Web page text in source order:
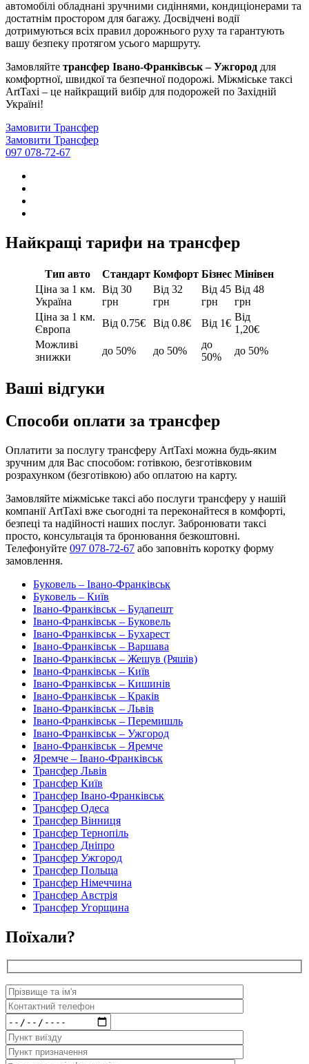
автомобілі обладнані зручними сидіннями, кондиціонерами та
достатнім простором для багажу. Досвідчені водії
дотримуються всіх правил дорожнього руху та гарантують
вашу безпеку протягом усього маршруту.
Замовляйте трансфер Івано-Франківськ – Ужгород для
комфортної, швидкої та безпечної подорожі. Міжміське таксі
ArtTaxi – це найкращий вибір для подорожей по Західній
Україні!
Замовити Трансфер
Замовити Трансфер
097 078-72-67
Найкращі тарифи на трансфер
Тип авто Стандарт Комфорт Бізнес Мінівен
Ціна за 1 км.
Україна
Від 30
грн
Від 32
грн
Від 45
грн
Від 48
грн
Ціна за 1 км.
Європа
Від 0.75€ Від 0.8€ Від 1€
Від
1,20€
Можливі
знижки
до 50% до 50%
до
50%
до 50%
Ваші відгуки
Способи оплати за трансфер
Оплатити за послугу трансферу ArtTaxi можна будь-яким
зручним для Вас способом: готівкою, безготівковим
розрахунком (безготівкою) або оплатою на карту.
Замовляйте міжміське таксі або послуги трансферу у нашій
компанії ArtTaxi вже сьогодні та переконайтеся в комфорті,
безпеці та надійності наших послуг. Забронювати таксі
просто, консультація та бронювання безкоштовні.
Телефонуйте 097 078-72-67 або заповніть коротку форму
замовлення.
Буковель – Івано-Франківськ
Буковель – Київ
Івано-Франківськ – Будапешт
Івано-Франківськ – Буковель
Івано-Франківськ – Бухарест
Івано-Франківськ – Варшава
Івано-Франківськ – Жешув (Ряшів)
Івано-Франківськ – Київ
Івано-Франківськ – Кишинів
Івано-Франківськ – Краків
Івано-Франківськ – Львів
Івано-Франківськ – Перемишль
Івано-Франківськ – Ужгород
Івано-Франківськ – Яремче
Яремче – Івано-Франківськ
Трансфер Львів
Трансфер Київ
Трансфер Івано-Франківськ
Трансфер Одеса
Трансфер Вінниця
Трансфер Тернопіль
Трансфер Дніпро
Трансфер Ужгород
Трансфер Польща
Трансфер Німеччина
Трансфер Австрія
Трансфер Угорщина
Поїхали?